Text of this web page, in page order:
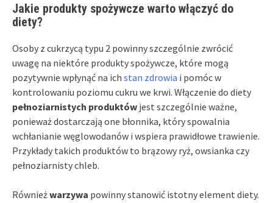
Jakie produkty spożywcze warto włączyć do
diety?
Osoby z cukrzycą typu 2 powinny szczególnie zwrócić
uwagę na niektóre produkty spożywcze, które mogą
pozytywnie wpłynąć na ich stan zdrowia i pomóc w
kontrolowaniu poziomu cukru we krwi. Włączenie do diety
pełnoziarnistych produktów jest szczególnie ważne,
ponieważ dostarczają one błonnika, który spowalnia
wchłanianie węglowodanów i wspiera prawidłowe trawienie.
Przykłady takich produktów to brązowy ryż, owsianka czy
pełnoziarnisty chleb.
Równieżwarzywa powinny stanowić istotny element diety.